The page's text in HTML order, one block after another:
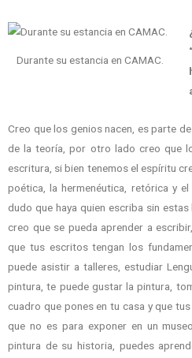
Durante su estancia en CAMAC.
Creo que los genios nacen, es parte
de la teoría, por otro lado creo que
escritura, si bien tenemos el espíritu
poética, la hermenéutica, retórica y
dudo que haya quien escriba sin
creo que se pueda aprender a
que tus escritos tengan los
puede asistir a talleres, estudiar
pintura, te puede gustar la pintura,
cuadro que pones en tu casa y que
que no es para exponer en un
pintura de su historia, puedes